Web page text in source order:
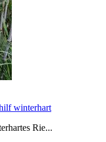
winterhart
Rie...